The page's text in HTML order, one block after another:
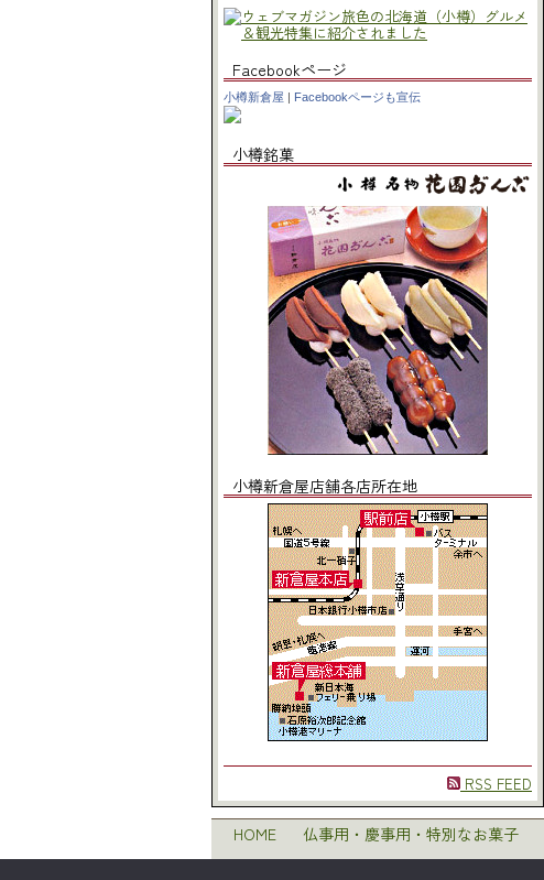
Facebookページ
小樽新倉屋 | Facebookページも宣伝
小樽銘菓
小樽新倉屋店舗各店所在地
RSS FEED
HOME 仏事用・慶事用・特別なお菓子